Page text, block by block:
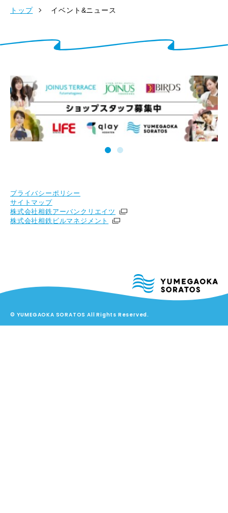
トップ イベント&ニュース
プライバシーポリシー
サイトマップ
株式会社相鉄アーバンクリエイツ
株式会社相鉄ビルマネジメント
© YUMEGAOKA SORATOS All Rights Reserved.